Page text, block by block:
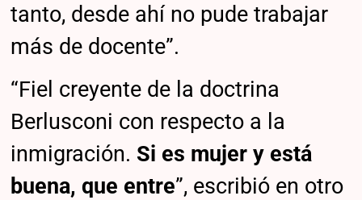
tanto, desde ahí no pude trabajar
más de docente”.
“Fiel creyente de la doctrina
Berlusconi con respecto a la
inmigración. Si es mujer y está
buena, que entre”, escribió en otro